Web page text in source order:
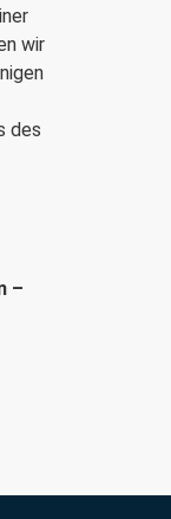
wir
des
–